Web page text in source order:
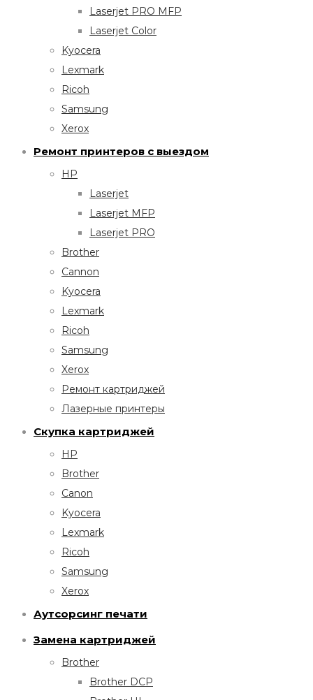
Laserjet PRO MFP
Laserjet Color
Kyocera
Lexmark
Ricoh
Samsung
Xerox
Ремонт принтеров с выездом
HP
Laserjet
Laserjet MFP
Laserjet PRO
Brother
Cannon
Kyocera
Lexmark
Ricoh
Samsung
Xerox
Ремонт картриджей
Лазерные принтеры
Скупка картриджей
HP
Brother
Canon
Kyocera
Lexmark
Ricoh
Samsung
Xerox
Аутсорсинг печати
Замена картриджей
Brother
Brother DCP